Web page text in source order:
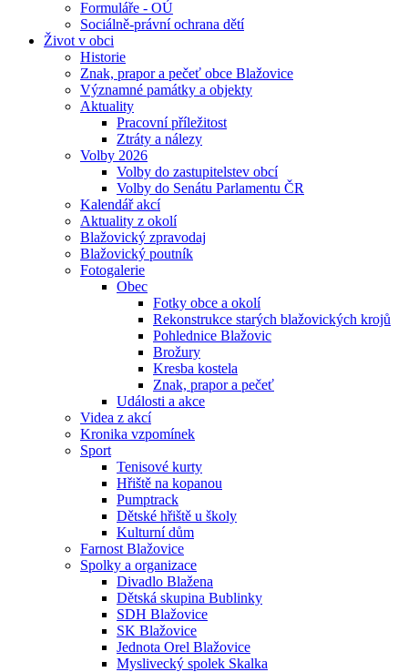
Formuláře - OÚ
Sociálně-právní ochrana dětí
Život v obci
Historie
Znak, prapor a pečeť obce Blažovice
Významné památky a objekty
Aktuality
Pracovní příležitost
Ztráty a nálezy
Volby 2026
Volby do zastupitelstev obcí
Volby do Senátu Parlamentu ČR
Kalendář akcí
Aktuality z okolí
Blažovický zpravodaj
Blažovický poutník
Fotogalerie
Obec
Fotky obce a okolí
Rekonstrukce starých blažovických krojů
Pohlednice Blažovic
Brožury
Kresba kostela
Znak, prapor a pečeť
Události a akce
Videa z akcí
Kronika vzpomínek
Sport
Tenisové kurty
Hřiště na kopanou
Pumptrack
Dětské hřiště u školy
Kulturní dům
Farnost Blažovice
Spolky a organizace
Divadlo Blažena
Dětská skupina Bublinky
SDH Blažovice
SK Blažovice
Jednota Orel Blažovice
Myslivecký spolek Skalka